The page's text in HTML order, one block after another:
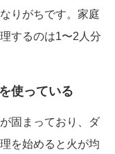
りがちです。家庭
するのは1〜2人分
使っている
固まっており、ダ
を始めると火が均